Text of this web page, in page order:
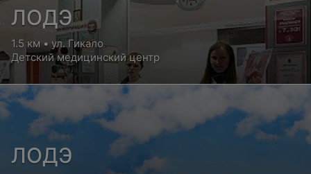
ЛОДЭ
1.5 км • ул. Гикало
Детский медицинский центр
ЛОДЭ